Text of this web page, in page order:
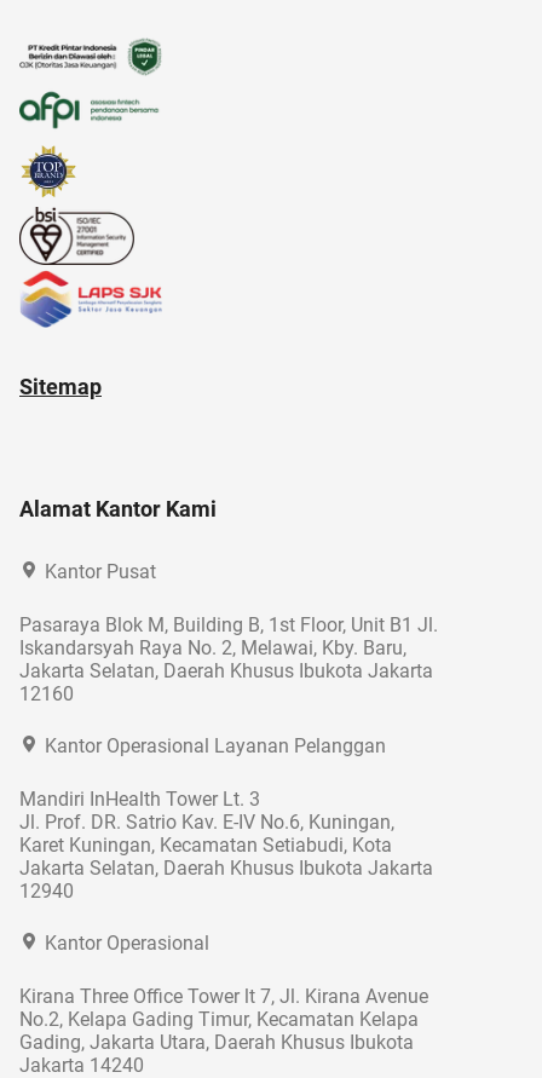
Sitemap
Alamat Kantor Kami
Kantor Pusat
Pasaraya Blok M, Building B, 1st Floor, Unit B1 Jl.
Iskandarsyah Raya No. 2, Melawai, Kby. Baru,
Jakarta Selatan, Daerah Khusus Ibukota Jakarta
12160
Kantor Operasional Layanan Pelanggan
Mandiri InHealth Tower Lt. 3
Jl. Prof. DR. Satrio Kav. E-IV No.6, Kuningan,
Karet Kuningan, Kecamatan Setiabudi, Kota
Jakarta Selatan, Daerah Khusus Ibukota Jakarta
12940
Kantor Operasional
Kirana Three Office Tower lt 7, Jl. Kirana Avenue
No.2, Kelapa Gading Timur, Kecamatan Kelapa
Gading, Jakarta Utara, Daerah Khusus Ibukota
Jakarta 14240